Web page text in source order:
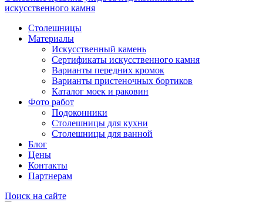
искусственного камня
Столешницы
Материалы
Искусственный камень
Сертификаты искусственного камня
Варианты передних кромок
Варианты пристеночных бортиков
Каталог моек и раковин
Фото работ
Подоконники
Столешницы для кухни
Столешницы для ванной
Блог
Цены
Контакты
Партнерам
Поиск на сайте